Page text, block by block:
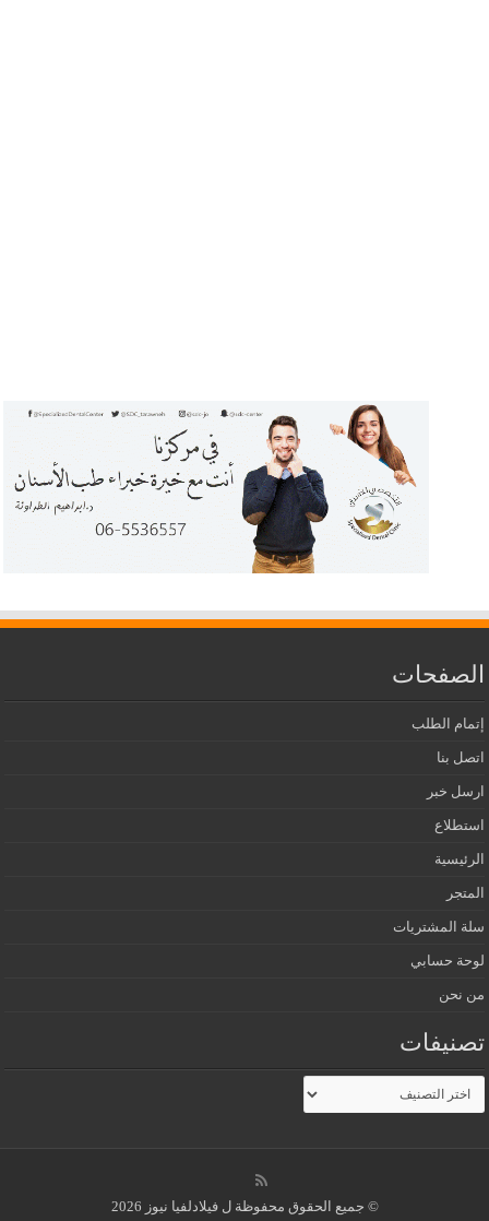
الصفحات
إتمام الطلب
اتصل بنا
ارسل خبر
استطلاع
الرئيسية
المتجر
سلة المشتريات
لوحة حسابي
من نحن
تصنيفات
تصنيفات
© جميع الحقوق محفوظة ل فيلادلفيا نيوز 2026